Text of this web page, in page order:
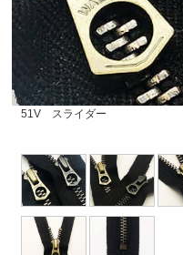
51V スライダー